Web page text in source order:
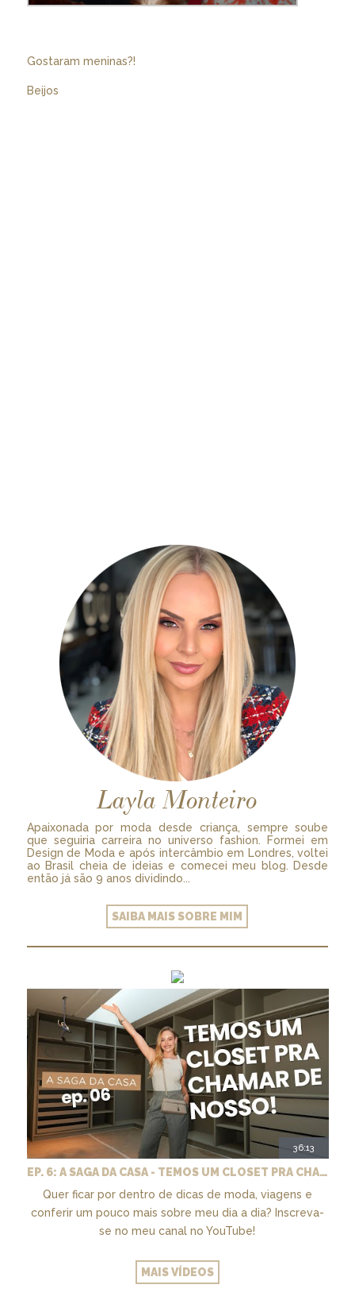
Gostaram meninas?!
Beijos
Layla Monteiro
Apaixonada por moda desde criança, sempre soube
que seguiria carreira no universo fashion. Formei em
Design de Moda e após intercâmbio em Londres, voltei
ao Brasil cheia de ideias e comecei meu blog. Desde
então já são 9 anos dividindo...
SAIBA MAIS SOBRE MIM
36:13
EP. 6: A SAGA DA CASA - TEMOS UM CLOSET PRA CHAMAR DE NOSSO + MARCENARIA E PAISAGISMO
Quer ficar por dentro de dicas de moda, viagens e
conferir um pouco mais sobre meu dia a dia? Inscreva-
se no meu canal no YouTube!
MAIS VÍDEOS